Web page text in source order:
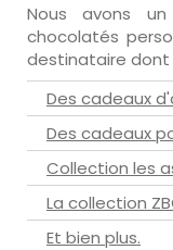
Nous avons
chocolatés
destinataire dont
Des cadeaux
Des cadeaux
Collection les
La collection
Et bien plus.